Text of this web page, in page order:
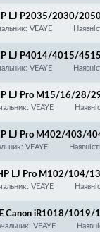
комплект втулок!
HP LJ P2035/2030/
253/MF411/416/
VEAYE
HP LJ P4014/
CE390A/
VEAYE
LJ Pro M15/16/28/
VEAYE
HP LJ Pro M402/
443/445/446/449/
T13+ втулки
VEAYE
HP LJ Pro M102/
VEAYE
Canon iR1018/
VEAYE